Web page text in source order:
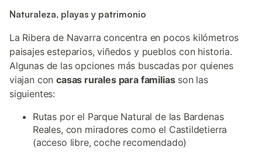
Naturaleza, playas y patrimonio
La Ribera de Navarra concentra en pocos kilómetros
paisajes esteparios, viñedos y pueblos con historia.
Algunas de las opciones más buscadas por quienes
viajan concasas rurales para familiasson las
siguientes:
Rutas por el Parque Natural de las Bardenas
Reales, con miradores como el Castildetierra
(acceso libre, coche recomendado)